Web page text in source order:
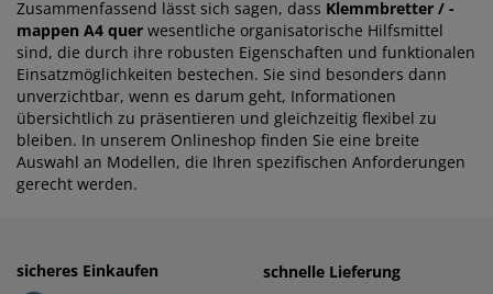
Zusammenfassend lässt sich sagen, dass Klemmbretter / -
mappen A4 quer wesentliche organisatorische Hilfsmittel
sind, die durch ihre robusten Eigenschaften und funktionalen
Einsatzmöglichkeiten bestechen. Sie sind besonders dann
unverzichtbar, wenn es darum geht, Informationen
übersichtlich zu präsentieren und gleichzeitig flexibel zu
bleiben. In unserem Onlineshop finden Sie eine breite
Auswahl an Modellen, die Ihren spezifischen Anforderungen
gerecht werden.
sicheres Einkaufen einfaches Zahlen
schnelle Lieferung